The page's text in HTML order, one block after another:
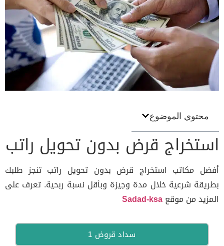
محتوي الموضوع
قرض بدون تحويل راتب
مكاتب استخراج قرض بدون تحويل راتب تنجز طلبك
شرعية خلال مدة وجيزة وبأقل نسبة ربحية. تعرف على
من موقعSadad-ksa
سداد قروض 1